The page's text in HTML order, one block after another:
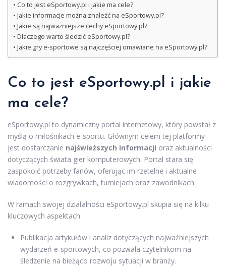
Co to jest eSportowy.pl i jakie ma cele?
Jakie informacje można znaleźć na eSportowy.pl?
Jakie są najważniejsze cechy eSportowy.pl?
Dlaczego warto śledzić eSportowy.pl?
Jakie gry e-sportowe są najczęściej omawiane na eSportowy.pl?
Co to jest eSportowy.pl i jakie
ma cele?
eSportowy.pl to dynamiczny portal internetowy, który powstał z
myślą o miłośnikach e-sportu. Głównym celem tej platformy
jest dostarczanie najświeższych informacji oraz aktualności
dotyczących świata gier komputerowych. Portal stara się
zaspokoić potrzeby fanów, oferując im rzetelne i aktualne
wiadomości o rozgrywkach, turniejach oraz zawodnikach.
W ramach swojej działalności eSportowy.pl skupia się na kilku
kluczowych aspektach:
Publikacja artykułów i analiz dotyczących najważniejszych
wydarzeń e-sportowych, co pozwala czytelnikom na
śledzenie na bieżąco rozwoju sytuacji w branży.